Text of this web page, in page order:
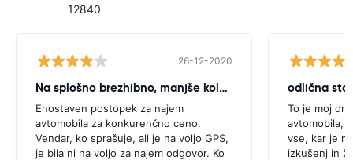
12840
26-12-2020
Na splošno brezhibno, manjše kolcanje
Enostaven postopek za najem
avtomobila za konkurenčno ceno.
Vendar, ko sprašuje, ali je na voljo GPS,
je bila ni na voljo za najem odgovor. Ko
odlična
To je moj
avtomobila,
vse, kar je
izkušenj in